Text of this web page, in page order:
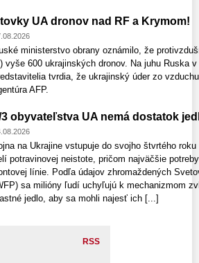
UA dronov nad RF a Krymom!
ministerstvo obrany oznámilo, že
vyše 600 ukrajinských dronov. Na juhu Ruska
tvrdia, že ukrajinský úder zo
AFP.
3 obyvateľstva UA nemá dostatok
na Ukrajine vstupuje do svojho štvrtého
potravinovej neistote, pričom najväčšie
línie. Podľa údajov zhromaždených
sa milióny ľudí uchyľujú k mechanizmom
jedlo, aby sa mohli najesť ich [...]
RSS